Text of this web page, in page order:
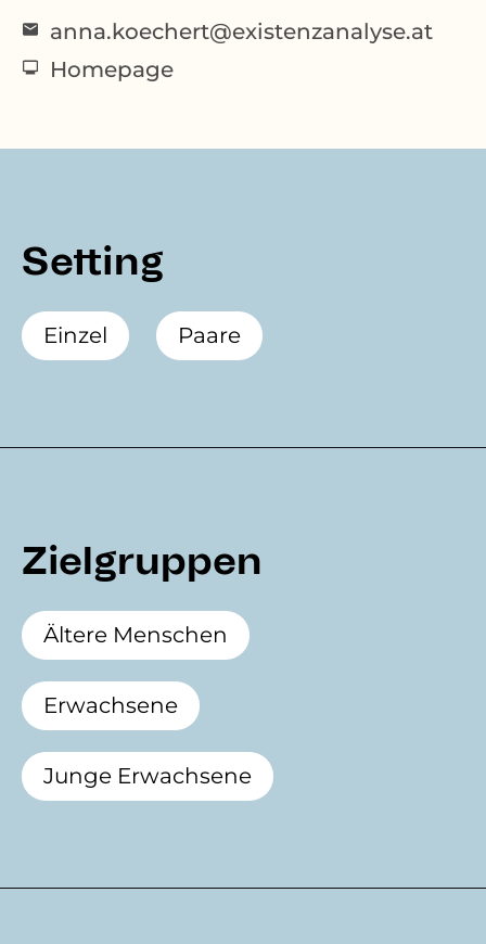
anna.koechert@existenzanalyse.at
Homepage
Setting
Einzel Paare
Zielgruppen
Ältere Menschen
Erwachsene
Junge Erwachsene